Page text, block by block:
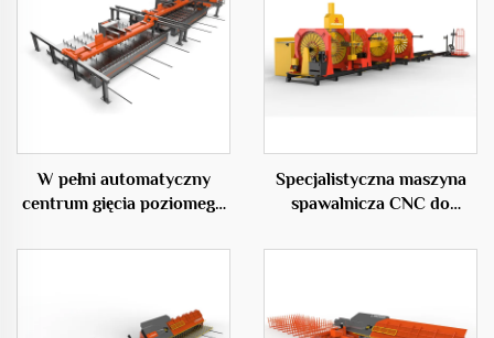
W pełni automatyczny
centrum gięcia poziomego
Specjalistyczna maszyna
spawalnicza CNC do
plac budowy